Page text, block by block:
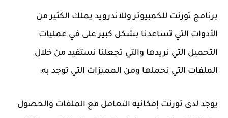
برنامج تورنت للكمبيوتر وللاندرويد يملك الكثير من
الأدوات التي تساعدنا بشكل كبير على في عمليات
التحميل التي نريدها والتي تجعلنا نستفيد من خلال
الملفات التي نحملها ومن المميزات التي توجد به:
يوجد لدى تورنت إمكانيه التعامل مع الملفات والحصول